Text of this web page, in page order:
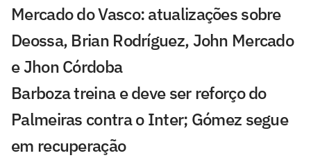
Mercado do Vasco: atualizações sobre
Deossa, Brian Rodríguez, John Mercado
e Jhon Córdoba
Barboza treina e deve ser reforço do
Palmeiras contra o Inter; Gómez segue
em recuperação